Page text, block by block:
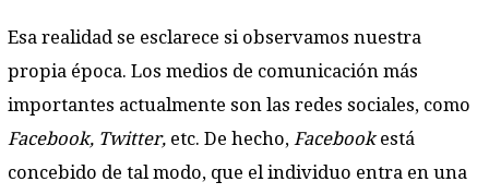
Esa realidad se esclarece si observamos nuestra
propia época. Los medios de comunicación más
importantes actualmente son las redes sociales, como
Facebook, Twitter, etc. De hecho, Facebookestá
concebido de tal modo, que el individuo entra en una